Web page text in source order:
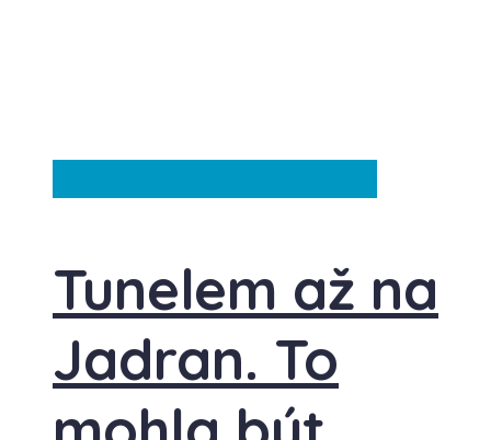
Tunelem až na
Jadran. To